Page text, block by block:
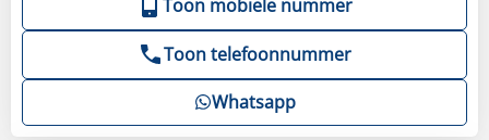
Toon mobiele nummer
Toon telefoonnummer
Whatsapp